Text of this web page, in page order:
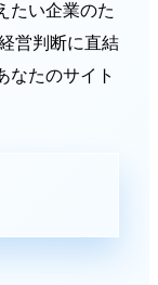
たい企業のた
営判断に直結
なたのサイト